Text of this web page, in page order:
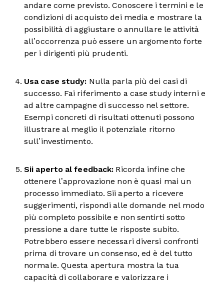
andare come previsto. Conoscere i termini e le
condizioni di acquisto dei media e mostrare la
possibilità di aggiustare o annullare le attività
all’occorrenza può essere un argomento forte
per i dirigenti più prudenti.
Usa case study: Nulla parla più dei casi di
successo. Fai riferimento a case study interni e
ad altre campagne di successo nel settore.
Esempi concreti di risultati ottenuti possono
illustrare al meglio il potenziale ritorno
sull’investimento.
Sii aperto al feedback: Ricorda infine che
ottenere l’approvazione non è quasi mai un
processo immediato. Sii aperto a ricevere
suggerimenti, rispondi alle domande nel modo
più completo possibile e non sentirti sotto
pressione a dare tutte le risposte subito.
Potrebbero essere necessari diversi confronti
prima di trovare un consenso, ed è del tutto
normale. Questa apertura mostra la tua
capacità di collaborare e valorizzare i